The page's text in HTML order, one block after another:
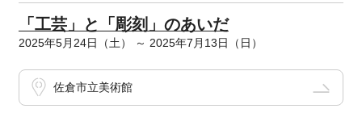
「工芸」と「彫刻」のあいだ
2025年5月24日（土） ～ 2025年7月13日（日）
佐倉市立美術館